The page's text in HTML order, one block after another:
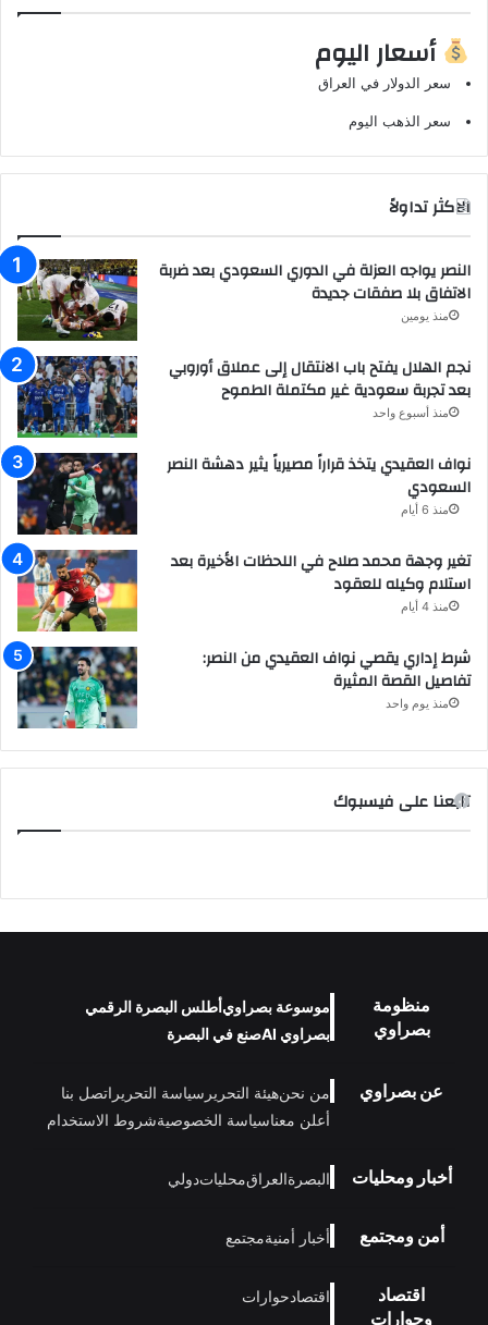
أسعار اليوم
سعر الدولار في العراق
سعر الذهب اليوم
الاكثر تداولاً
النصر يواجه العزلة في الدوري السعودي بعد ضربة
الاتفاق بلا صفقات جديدة
منذ يومين
نجم الهلال يفتح باب الانتقال إلى عملاق أوروبي
بعد تجربة سعودية غير مكتملة الطموح
منذ أسبوع واحد
نواف العقيدي يتخذ قراراً مصيرياً يثير دهشة النصر
السعودي
منذ 6 أيام
تغير وجهة محمد صلاح في اللحظات الأخيرة بعد
استلام وكيله للعقود
منذ 4 أيام
شرط إداري يقصي نواف العقيدي من النصر:
تفاصيل القصة المثيرة
منذ يوم واحد
تابعنا على فيسبوك
منظومة
بصراوي
موسوعة بصراويأطلس البصرة الرقمي
بصراوي AI
صنع في البصرة
عن بصراوي من نحنهيئة التحرير سياسة التحرير اتصل بنا
أعلن معناسياسة الخصوصيةشروط الاستخدام
أخبار ومحليات البصرةالعراقمحلياتدولي
أمن ومجتمع أخبار أمنيةمجتمع
اقتصاد
وحوارات
اقتصادحوارات